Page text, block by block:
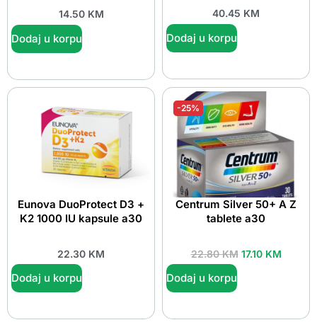
14.50 KM
Dodaj u korpu
40.45 KM
Dodaj u korpu
Eunova DuoProtect D3 +
K2 1000 IU kapsule a30
22.30 KM
Dodaj u korpu
-25%
Centrum Silver 50+ A Z
tablete a30
22.80KM 17.10 KM
Dodaj u korpu